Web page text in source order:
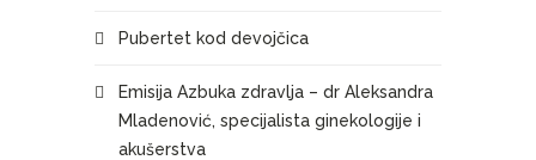
Pubertet kod devojčica
Emisija Azbuka zdravlja – dr Aleksandra
Mladenović, specijalista ginekologije i
akušerstva